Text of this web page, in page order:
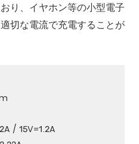
り、イヤホン等の小型電子
切な電流で充電することが
/ 15V=1.2A